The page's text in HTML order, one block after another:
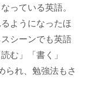
っている英語。
ようになったほ
シーンでも英語
む」「書く」
られ、勉強法もさ